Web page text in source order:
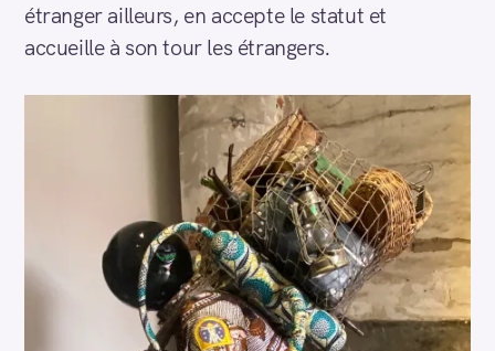
étranger ailleurs, en accepte le statut et
accueille à son tour les étrangers.